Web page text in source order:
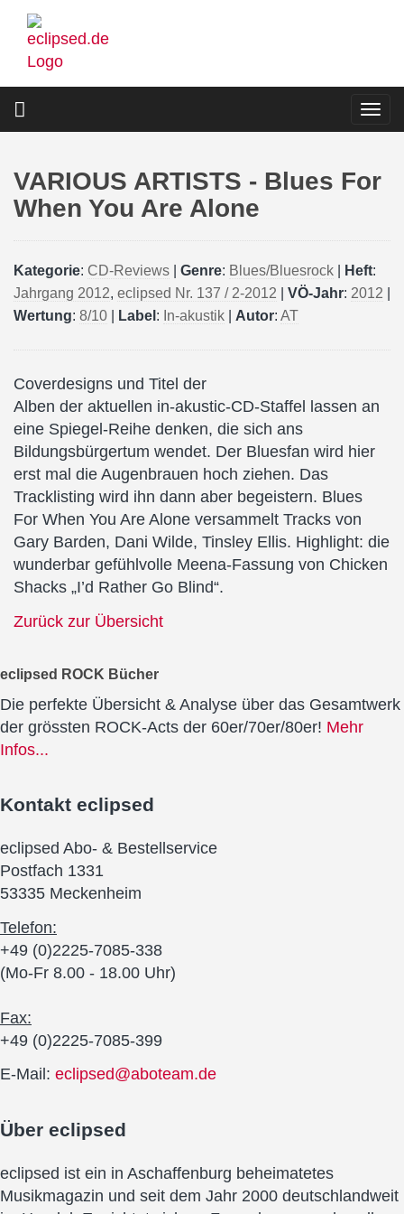
Direkt
zum
Inhalt
VARIOUS ARTISTS - Blues For
When You Are Alone
Kategorie: CD-Reviews Genre: Blues/Bluesrock Heft:
Jahrgang 2012, eclipsed Nr. 137 / 2-2012 VÖ-Jahr: 2012
Wertung: 8/10 Label : In-akustik Autor: AT
Coverdesigns und Titel der
Alben der aktuellen in-akustic-CD-Staffel lassen an
eine Spiegel-Reihe denken, die sich ans
Bildungsbürgertum wendet. Der Bluesfan wird hier
erst mal die Augenbrauen hoch ziehen. Das
Tracklisting wird ihn dann aber begeistern. Blues
For When You Are Alone versammelt Tracks von
Gary Barden, Dani Wilde, Tinsley Ellis. Highlight: die
wunderbar gefühlvolle Meena-Fassung von Chicken
Shacks „I’d Rather Go Blind“.
Zurück zur Übersicht
eclipsed ROCK Bücher
Die perfekte Übersicht & Analyse über das Gesamtwerk
der grössten ROCK-Acts der 60er/70er/80er! Mehr
Infos...
Kontakt eclipsed
eclipsed Abo- & Bestellservice
Postfach 1331
53335 Meckenheim
Telefon:
+49 (0)2225-7085-338
(Mo-Fr 8.00 - 18.00 Uhr)
Fax:
+49 (0)2225-7085-399
E-Mail: eclipsed@aboteam.de
Über eclipsed
eclipsed ist ein in Aschaffenburg beheimatetes
Musikmagazin und seit dem Jahr 2000 deutschlandweit